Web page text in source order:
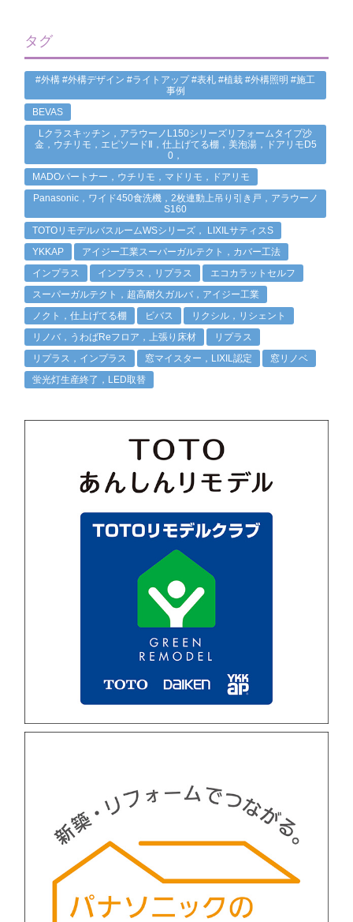
タグ
#外構 #外構デザイン #ライトアップ #表札 #植栽 #外構照明 #施工
事例
BEVAS
Lクラスキッチン，アラウーノL150シリーズリフォームタイプ沙
金，ウチリモ，エピソードⅡ，仕上げてる棚，美泡湯，ドアリモD5
0，
MADOパートナー，ウチリモ，マドリモ，ドアリモ
Panasonic，ワイド450食洗機，2枚連動上吊り引き戸，アラウーノ
S160
TOTOリモデルバスルームWSシリーズ， LIXILサティスS
YKKAP
アイジー工業スーパーガルテクト，カバー工法
インプラス
インプラス，リプラス
エコカラットセルフ
スーパーガルテクト，超高耐久ガルバ，アイジー工業
ノクト，仕上げてる棚
ビバス
リクシル，リシェント
リノバ，うわばReフロア，上張り床材
リプラス
リプラス，インプラス
窓マイスター，LIXIL認定
窓リノベ
蛍光灯生産終了，LED取替